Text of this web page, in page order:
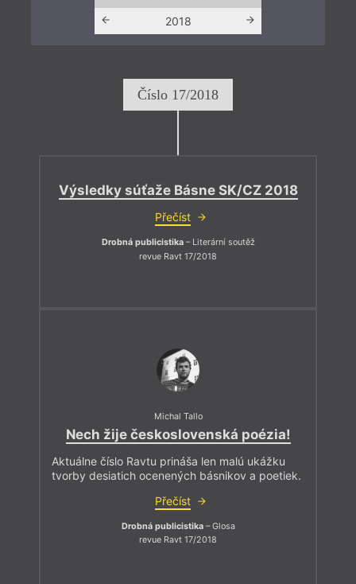
2018
Číslo 17/2018
Výsledky súťaže Básne SK/CZ 2018
Přečíst
Drobná publicistika– Literární soutěž
revue Ravt 17/2018
Michal Tallo
Nech žije československá poézia!
Aktuálne číslo Ravtu prináša len malú ukážku
tvorby desiatich ocenených básnikov a poetiek.
Přečíst
Drobná publicistika– Glosa
revue Ravt 17/2018